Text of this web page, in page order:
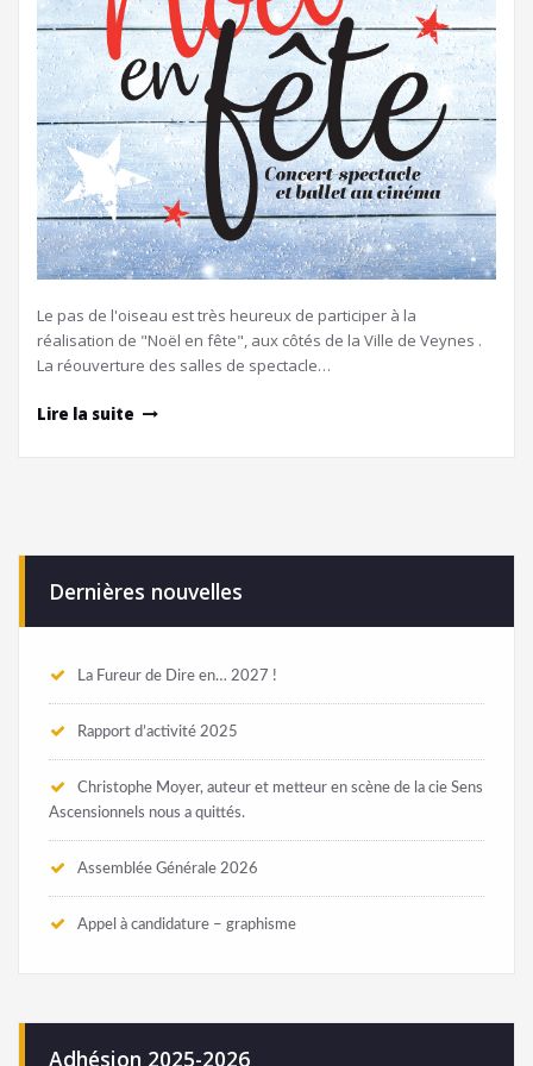
Le pas de l'oiseau est très heureux de participer à la
réalisation de "Noël en fête", aux côtés de la Ville de Veynes .
La réouverture des salles de spectacle…
Lire la suite
Dernières nouvelles
La Fureur de Dire en… 2027 !
Rapport d’activité 2025
Christophe Moyer, auteur et metteur en scène de la cie Sens
Ascensionnels nous a quittés.
Assemblée Générale 2026
Appel à candidature – graphisme
Adhésion 2025-2026